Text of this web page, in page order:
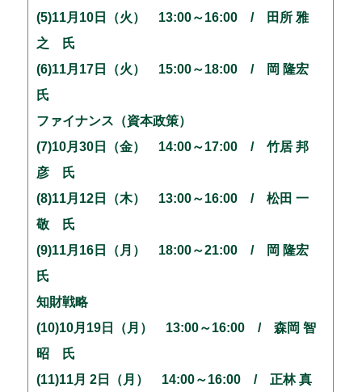
(5)11月10日（火） 13:00～16:00 / 田所 雅
之 氏
(6)11月17日（火） 15:00～18:00 / 岡 隆宏
氏
ファイナンス（資本政策）
(7)10月30日（金） 14:00～17:00 / 竹居 邦
彦 氏
(8)11月12日（木） 13:00～16:00 / 松田 一
敬 氏
(9)11月16日（月） 18:00～21:00 / 岡 隆宏
氏
知財戦略
(10)10月19日（月） 13:00～16:00 / 森岡 智
昭 氏
(11)11月 2日（月） 14:00～16:00 / 正林 真